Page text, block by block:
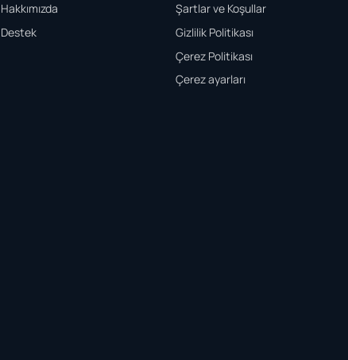
Hakkımızda
Destek
Şartlar ve Koşullar
Gizlilik Politikası
Çerez Politikası
Çerez ayarları